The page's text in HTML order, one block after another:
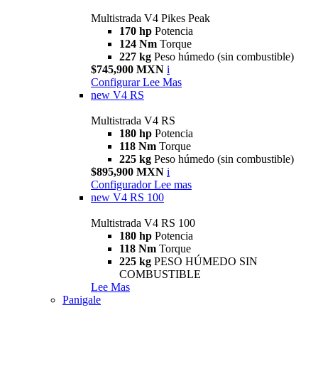
Multistrada V4 Pikes Peak
170 hp Potencia
124 Nm Torque
227 kg Peso húmedo (sin combustible)
$745,900 MXN i
Configurar Lee Mas
new V4 RS
Multistrada V4 RS
180 hp Potencia
118 Nm Torque
225 kg Peso húmedo (sin combustible)
$895,900 MXN i
Configurador Lee mas
new V4 RS 100
Multistrada V4 RS 100
180 hp Potencia
118 Nm Torque
225 kg PESO HÚMEDO SIN
COMBUSTIBLE
Lee Mas
Panigale